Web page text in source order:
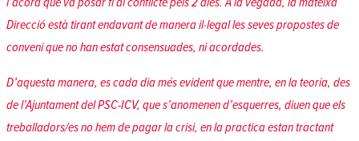
Direcció està tirant endavant de manera il·legal les seves propostes de
conveni que no han estat consensuades, ni acordades.
D’aquesta manera, es cada dia més evident que mentre, en la teoria, des
de l’Ajuntament del PSC-ICV, que s’anomenen d’esquerres, diuen que els
treballadors/es no hem de pagar la crisi, en la practica estan tractant